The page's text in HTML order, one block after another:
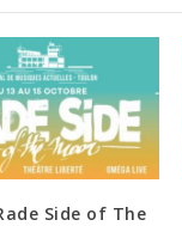
Side of The